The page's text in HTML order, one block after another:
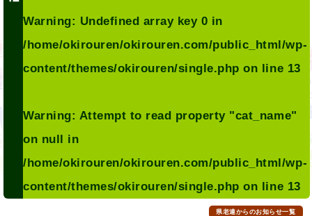
Warning: Undefined array key 0 in
/home/okirouren/okirouren.com/public_html/wp-
content/themes/okirouren/single.php on line 13
Warning: Attempt to read property "cat_name"
on null in
/home/okirouren/okirouren.com/public_html/wp-
content/themes/okirouren/single.php on line 13
県老連からのお知らせ一覧